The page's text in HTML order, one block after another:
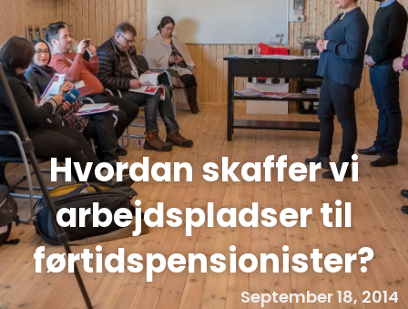
Hvordan skaffer vi
arbejdspladser til
førtidspensionister?
September 18, 2014